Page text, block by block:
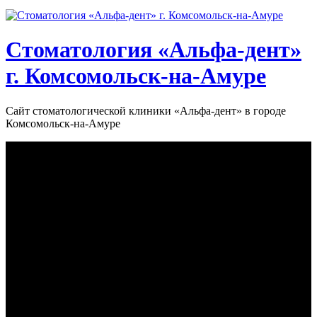
Стоматология «‎Альфа-дент»‎
г. Комсомольск-на-Амуре
Сайт стоматологической клиники «‎Альфа-дент» в городе
Комсомольск-на-Амуре